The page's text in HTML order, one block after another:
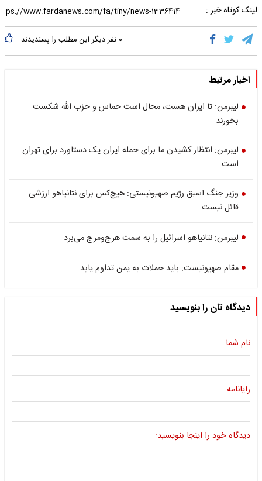
لینک کوتاه خبر :
۰ نفر دیگر این مطلب را پسندیدند
اخبار مرتبط
لیبرمن: تا ایران هست، محال است حماس و حزب الله شکست
بخورند
لیبرمن: انتظار کشیدن ما برای حمله ایران یک دستاورد برای تهران
است
وزیر جنگ اسبق رژیم صهیونیستی: هیچ‌کس برای نتانیاهو ارزشی
قائل نیست
لیبرمن: نتانیاهو اسرائیل را به سمت هرج‌ومرج می‌برد
مقام صهیونیست: باید حملات به یمن تداوم یابد
دیدگاه تان را بنویسید
نام شما
رایانامه
دیدگاه خود را اینجا بنویسید: